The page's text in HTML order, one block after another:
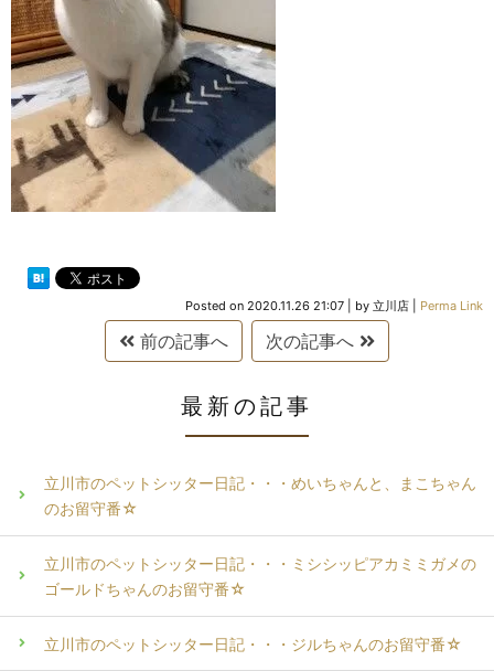
Posted on 2020.11.26 21:07 by 立川店 Perma Link
前の記事へ 次の記事へ
最新の記事
立川市のペットシッター日記・・・めいちゃんと、まこちゃん
のお留守番☆
立川市のペットシッター日記・・・ミシシッピアカミミガメの
ゴールドちゃんのお留守番☆
立川市のペットシッター日記・・・ジルちゃんのお留守番☆